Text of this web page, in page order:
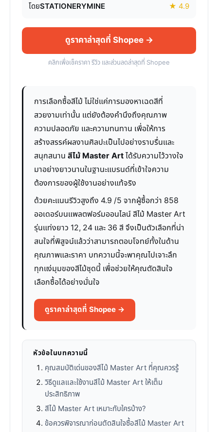
โดยSTATIONERYMINE ★ 4.9
ดูราคาล่าสุดที่ Shopee →
คลิกเพื่อเช็คราคา รีวิว และส่วนลดล่าสุดที่ Shopee
การเลือกซื้อสีไม้ ไม่ใช่แค่การมองหาเฉดสีที่
สวยงามเท่านั้น แต่ยังต้องคำนึงถึงคุณภาพ
ความปลอดภัย และความทนทาน เพื่อให้การ
สร้างสรรค์ผลงานศิลปะเป็นไปอย่างราบรื่นและ
สนุกสนาน สีไม้ Master Artได้รับความไว้วางใจ
มาอย่างยาวนานในฐานะแบรนด์ที่เข้าใจความ
ต้องการของผู้ใช้งานอย่างแท้จริง
ด้วยคะแนนรีวิวสูงถึง 4.9 /5 จากผู้ซื้อกว่า 858
ออเดอร์บนแพลตฟอร์มออนไลน์ สีไม้ Master Art
รุ่นแท่งยาว 12, 24 และ 36 สี จึงเป็นตัวเลือกที่น่า
สนใจที่พิสูจน์แล้วว่าสามารถตอบโจทย์ทั้งในด้าน
คุณภาพและราคา บทความนี้จะพาคุณไปเจาะลึก
ทุกแง่มุมของสีไม้ชุดนี้ เพื่อช่วยให้คุณตัดสินใจ
เลือกซื้อได้อย่างมั่นใจ
ดูราคาล่าสุดที่ Shopee →
หัวข้อในบทความนี้
คุณสมบัติเด่นของสีไม้ Master Art ที่คุณควรรู้
วิธีดูแลและใช้งานสีไม้ Master Art ให้เต็ม
ประสิทธิภาพ
สีไม้ Master Art เหมาะกับใครบ้าง?
ข้อควรพิจารณาก่อนตัดสินใจซื้อสีไม้ Master Art